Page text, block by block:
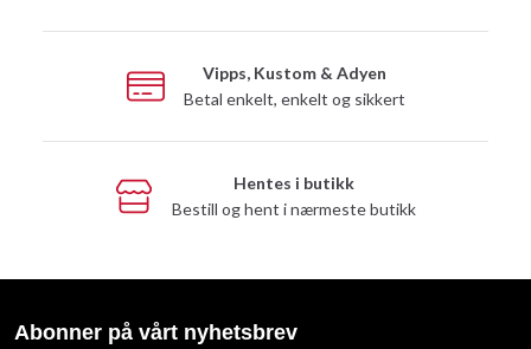
Vipps, Kustom & Adyen
Betal enkelt, enkelt og sikkert
Hentes i butikk
Bestill og hent i nærmeste butikk
Abonner på vårt nyhetsbrev